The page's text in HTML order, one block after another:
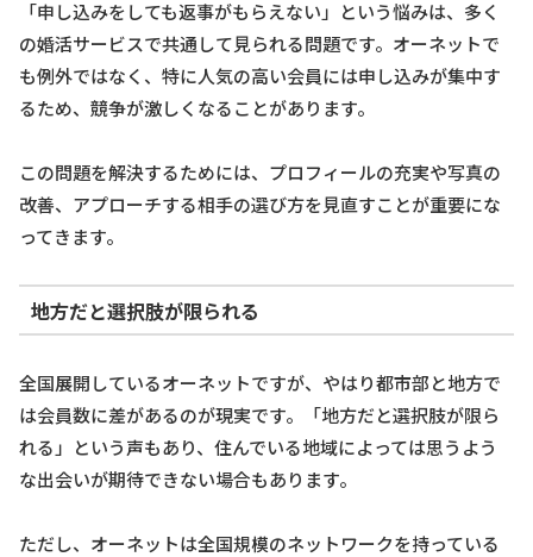
「申し込みをしても返事がもらえない」という悩みは、多く
の婚活サービスで共通して見られる問題です。オーネットで
も例外ではなく、特に人気の高い会員には申し込みが集中す
るため、競争が激しくなることがあります。
この問題を解決するためには、プロフィールの充実や写真の
改善、アプローチする相手の選び方を見直すことが重要にな
ってきます。
地方だと選択肢が限られる
全国展開しているオーネットですが、やはり都市部と地方で
は会員数に差があるのが現実です。「地方だと選択肢が限ら
れる」という声もあり、住んでいる地域によっては思うよう
な出会いが期待できない場合もあります。
ただし、オーネットは全国規模のネットワークを持っている